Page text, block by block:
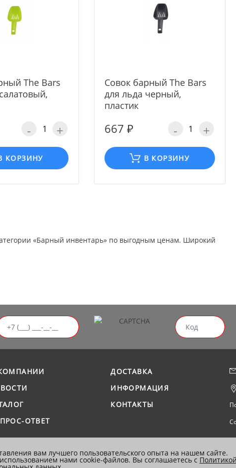
The Bars
- +
КОРЗИНУ
Совок барный The Bars
для льда черный,
пластик
667 ₽ - +
В КОРЗИНУ
«Барный инвентарь» по выгодным ценам. Широкий
ОТВЕТ
ДОСТАВКА
ИНФОРМАЦИЯ
КОНТАКТЫ
вам лучшего пользовательского опыта на нашем сайте.
нами cookie-файлов. Вы соглашаетесь с Политикой